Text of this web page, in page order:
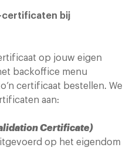
certificaten bij
op jouw eigen
backoffice menu
certificaat bestellen. We
aan:
Certificate)
op het eigendom